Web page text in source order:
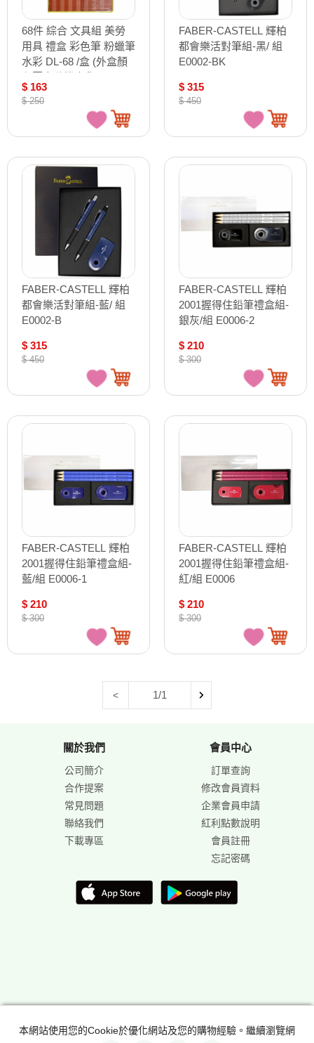
68件 綜合 文具組 美勞
用具 禮盒 彩色筆 粉蠟筆
水彩 DL-68 /盒 (外盒顏
$ 163
$ 250
FABER-CASTELL 輝柏
都會樂活對筆組-黑/ 組
E0002-BK
$ 315
$ 450
FABER-CASTELL 輝柏
都會樂活對筆組-藍/ 組
E0002-B
$ 315
$ 450
FABER-CASTELL 輝柏
2001握得住鉛筆禮盒組-
銀灰/組 E0006-2
$ 210
$ 300
FABER-CASTELL 輝柏
2001握得住鉛筆禮盒組-
藍/組 E0006-1
$ 210
$ 300
FABER-CASTELL 輝柏
2001握得住鉛筆禮盒組-
紅/組 E0006
$ 210
$ 300
< 1/1
關於我們
公司簡介
合作提案
常見問題
聯絡我們
下載專區
會員中心
訂單查詢
修改會員資料
企業會員申請
紅利點數說明
會員註冊
忘記密碼
本網站使用您的Cookie於優化網站及您的購物經驗。繼續瀏覽網